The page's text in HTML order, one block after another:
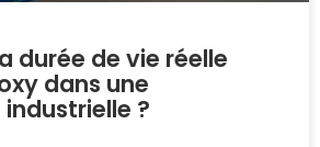
durée de vie réelle
dans une
?